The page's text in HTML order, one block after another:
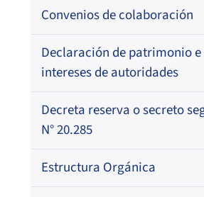
Por profesión
Regional
Regional
Por orden alfabético
Por profesión
Registro de Médicos
Regional
Por orden alfabético
Por especialidad
Registro de Agentes de Ventas
Registro Nacional de
Circulares
Circulares internas
Resoluciones
Oficios Circulares
Para otros destinatarios
Circulares
Convenios de colaboración
Declaración de patrimonio e
intereses de autoridades
Decreta reserva o secreto
N° 20.285
Estructura Orgánica